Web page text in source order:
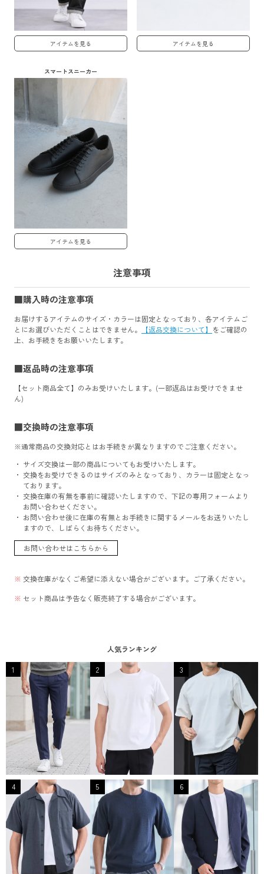
アイテムを見る アイテムを見る
スマートスニーカー
アイテムを見る
注意事項
購入時の注意事項
お届けするアイテムのサイズ・カラーは固定となっており、各アイテムご
とにお選びいただくことはできません。
【返品交換について】 をご確認の
上、お手続きをお願いいたします。
返品時の注意事項
【セット商品全て】のみお受けいたします。(一部返品はお受けできませ
ん)
交換時の注意事項
※通常商品の交換対応とはお手続きが異なりますのでご注意ください。
サイズ交換は一部の商品についてもお受けいたします。
交換をお受けできるのはサイズのみとなっており、カラーは固定となっ
ております。
交換在庫の有無を事前に確認いたしますので、下記の専用フォームより
お問い合わせください。
お問い合わせ後に在庫の有無とお手続きに関するメールをお送りいたし
ますので、しばらくお待ちください。
お問い合わせはこちらから
交換在庫がなくご希望に添えない場合がございます。ご了承ください。
セット商品は予告なく販売終了する場合がございます。
人気ランキング
1 2 3
4 5 6